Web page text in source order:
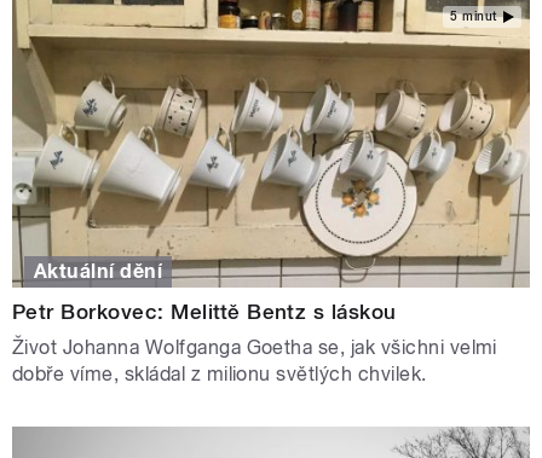
5 minut
Aktuální dění
Petr Borkovec: Melittě Bentz s láskou
Život Johanna Wolfganga Goetha se, jak všichni velmi
dobře víme, skládal z milionu světlých chvilek.